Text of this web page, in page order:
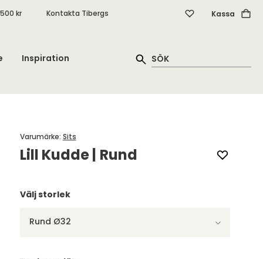
kr Kontakta Tibergs Kassa
Inspiration
Lill Kudde | Rund
Varumärke: Sits
Välj storlek
Rund Ø32